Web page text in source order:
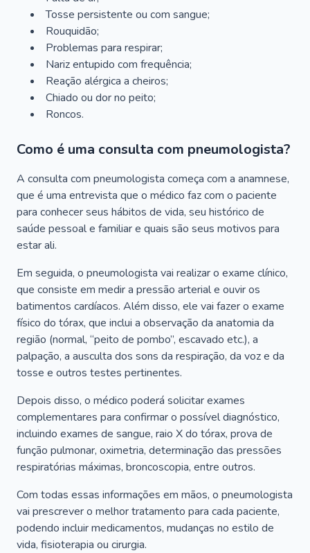
Tosse persistente ou com sangue;
Rouquidão;
Problemas para respirar;
Nariz entupido com frequência;
Reação alérgica a cheiros;
Chiado ou dor no peito;
Roncos.
Como é uma consulta com pneumologista?
A consulta com pneumologista começa com a anamnese,
que é uma entrevista que o médico faz com o paciente
para conhecer seus hábitos de vida, seu histórico de
saúde pessoal e familiar e quais são seus motivos para
estar ali.
Em seguida, o pneumologista vai realizar o exame clínico,
que consiste em medir a pressão arterial e ouvir os
batimentos cardíacos. Além disso, ele vai fazer o exame
físico do tórax, que inclui a observação da anatomia da
região (normal, “peito de pombo”, escavado etc.), a
palpação, a ausculta dos sons da respiração, da voz e da
tosse e outros testes pertinentes.
Depois disso, o médico poderá solicitar exames
complementares para confirmar o possível diagnóstico,
incluindo exames de sangue, raio X do tórax, prova de
função pulmonar, oximetria, determinação das pressões
respiratórias máximas, broncoscopia, entre outros.
Com todas essas informações em mãos, o pneumologista
vai prescrever o melhor tratamento para cada paciente,
podendo incluir medicamentos, mudanças no estilo de
vida, fisioterapia ou cirurgia.